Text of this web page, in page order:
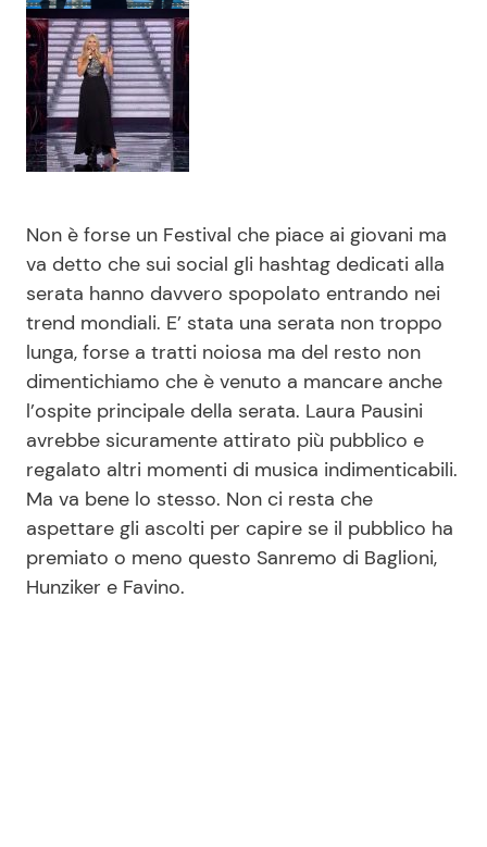
Non è forse un Festival che piace ai giovani ma
va detto che sui social gli hashtag dedicati alla
serata hanno davvero spopolato entrando nei
trend mondiali. E’ stata una serata non troppo
lunga, forse a tratti noiosa ma del resto non
dimentichiamo che è venuto a mancare anche
l’ospite principale della serata. Laura Pausini
avrebbe sicuramente attirato più pubblico e
regalato altri momenti di musica indimenticabili.
Ma va bene lo stesso. Non ci resta che
aspettare gli ascolti per capire se il pubblico ha
premiato o meno questo Sanremo di Baglioni,
Hunziker e Favino.